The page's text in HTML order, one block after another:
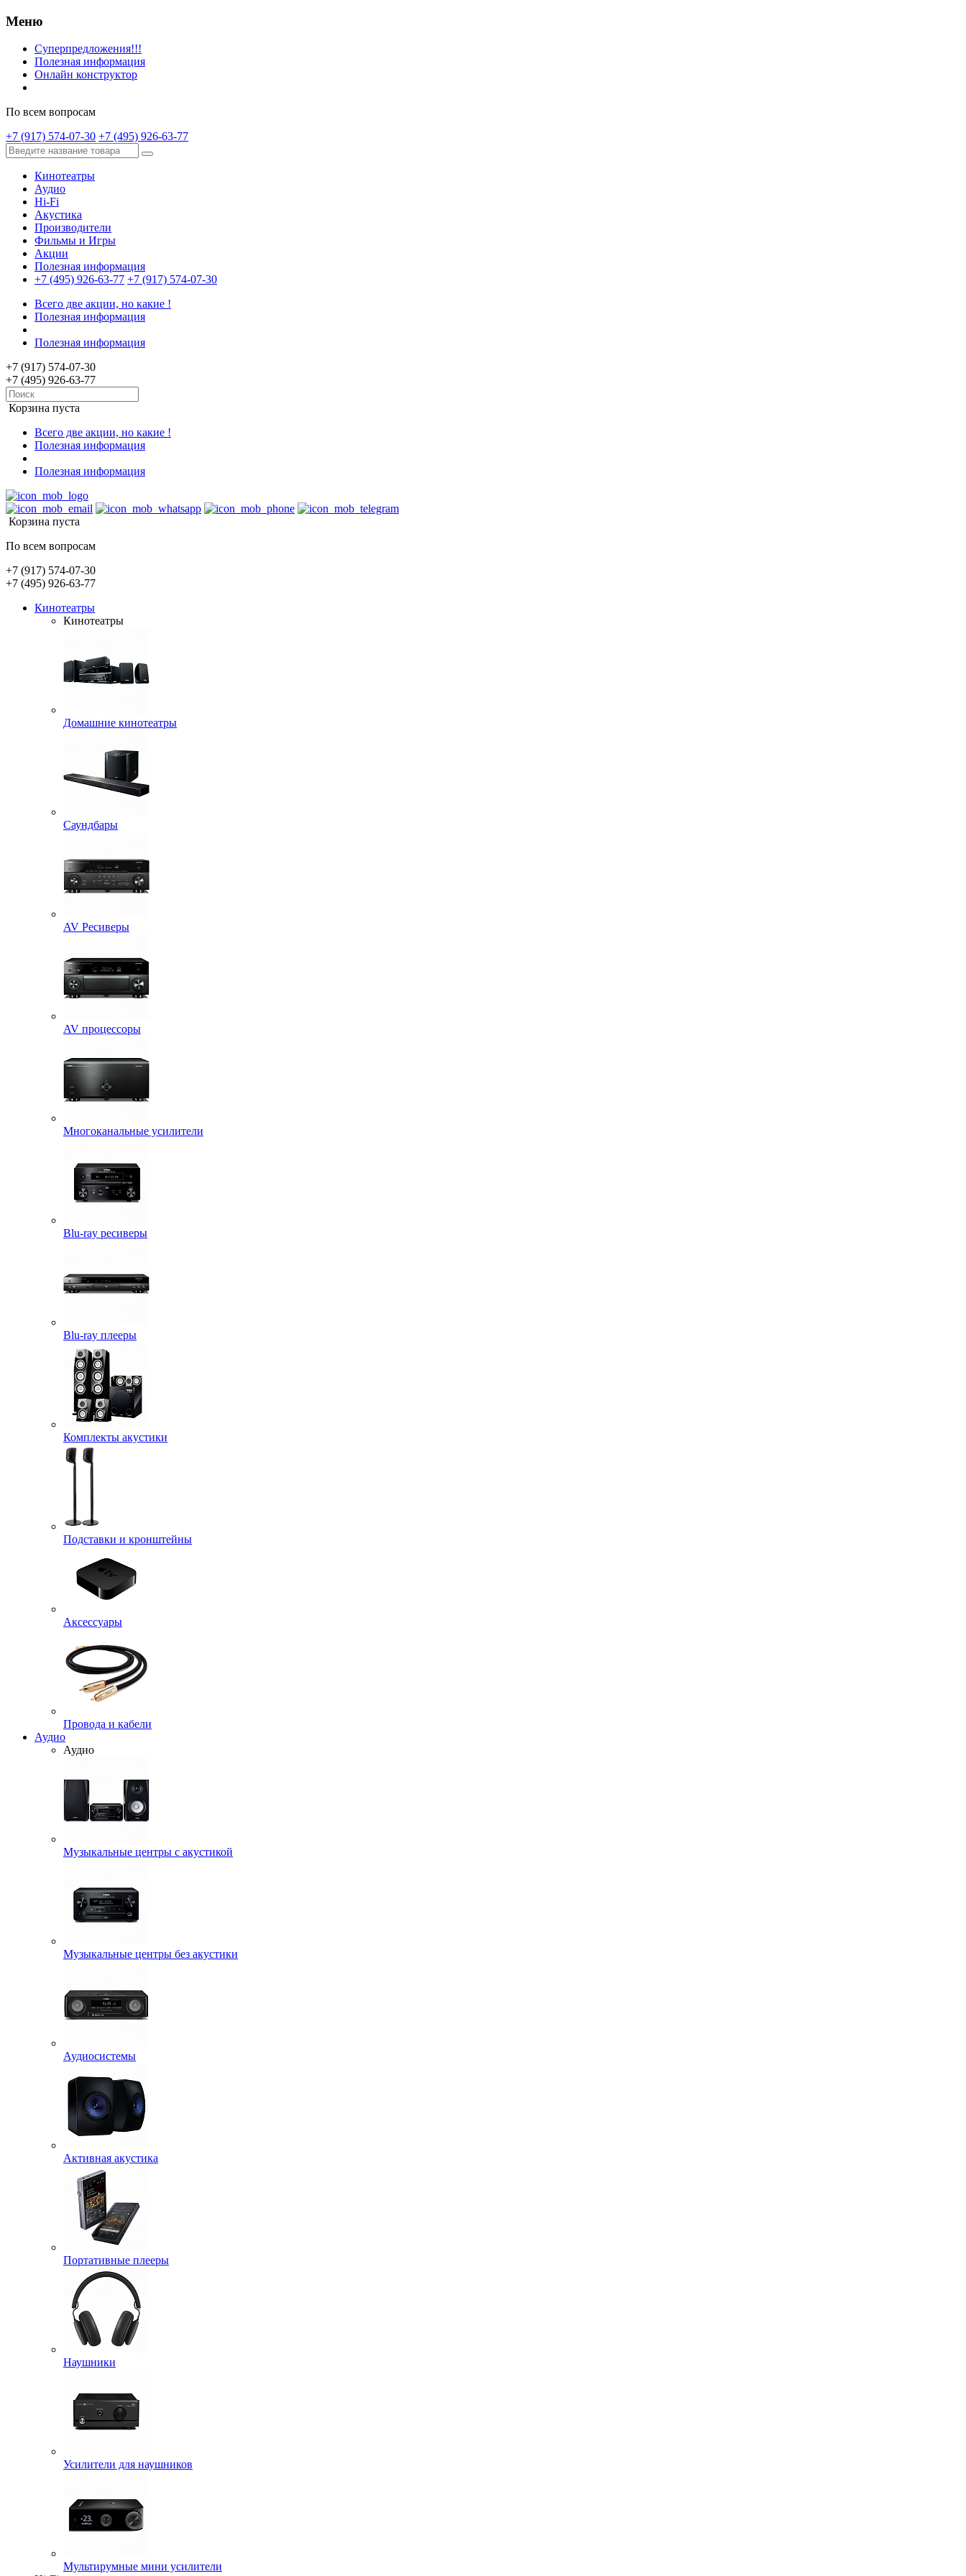
Меню
Суперпредложения!!!
Полезная информация
Онлайн конструктор
По всем вопросам
+7 (917) 574-07-30 +7 (495) 926-63-77
Кинотеатры
Аудио
Hi-Fi
Акустика
Производители
Фильмы и Игры
Акции
Полезная информация
+7 (495) 926-63-77 +7 (917) 574-07-30
Всего две акции, но какие !
Полезная информация
Полезная информация
+7 (917) 574-07-30
+7 (495) 926-63-77
Корзина пуста
Всего две акции, но какие !
Полезная информация
Полезная информация
Корзина пуста
По всем вопросам
+7 (917) 574-07-30
+7 (495) 926-63-77
Кинотеатры
Кинотеатры
Домашние кинотеатры
Саундбары
AV Ресиверы
AV процессоры
Многоканальные усилители
Blu-ray ресиверы
Blu-ray плееры
Комплекты акустики
Подставки и кронштейны
Аксессуары
Провода и кабели
Аудио
Аудио
Музыкальные центры с акустикой
Музыкальные центры без акустики
Аудиосистемы
Активная акустика
Портативные плееры
Наушники
Усилители для наушников
Мультирумные мини усилители